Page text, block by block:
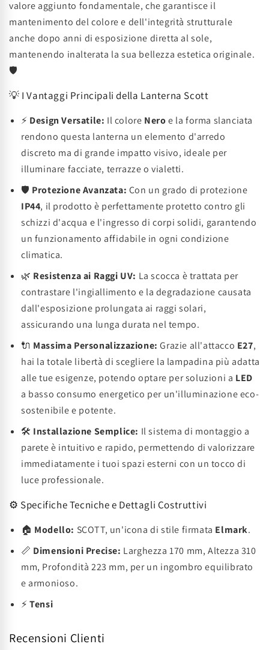
valore aggiunto fondamentale, che garantisce il
mantenimento del colore e dell'integrità strutturale
anche dopo anni di esposizione diretta al sole,
mantenendo inalterata la sua bellezza estetica originale.
🛡️
💡 I Vantaggi Principali della Lanterna Scott
⚡ Design Versatile: Il colore Neroe la forma slanciata
rendono questa lanterna un elemento d'arredo
discreto ma di grande impatto visivo, ideale per
illuminare facciate, terrazze o vialetti.
🛡️ Protezione Avanzata: Con un grado di protezione
IP44, il prodotto è perfettamente protetto contro gli
schizzi d'acqua e l'ingresso di corpi solidi, garantendo
un funzionamento affidabile in ogni condizione
climatica.
🌿 Resistenza ai Raggi UV: La scocca è trattata per
contrastare l'ingiallimento e la degradazione causata
dall'esposizione prolungata ai raggi solari,
assicurando una lunga durata nel tempo.
🔌 Massima Personalizzazione: Grazie all'attacco E27,
hai la totale libertà di scegliere la lampadina più adatta
alle tue esigenze, potendo optare per soluzioni a LED
a basso consumo energetico per un'illuminazione eco-
sostenibile e potente.
🛠️ Installazione Semplice: Il sistema di montaggio a
parete è intuitivo e rapido, permettendo di valorizzare
immediatamente i tuoi spazi esterni con un tocco di
luce professionale.
⚙️ Specifiche Tecniche e Dettagli Costruttivi
🏠 Modello: SCOTT, un'icona di stile firmata Elmark.
📏 Dimensioni Precise: Larghezza 170 mm, Altezza 310
mm, Profondità 223 mm, per un ingombro equilibrato
e armonioso.
⚡Tensi
Recensioni Clienti